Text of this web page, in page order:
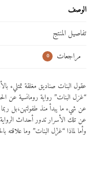
الوصف
تفاصيل المنتج
مراجعات
0
عقول البنات صناديق مغلقة تمتليء
“غزل البنات” رواية رومانسية عن
عن شيء ما يبدأ منذ طفولتهن،بل
عن تلك الأسرار تدور أحداث
وأما لماذا “غزْل البنات” وما علاقته